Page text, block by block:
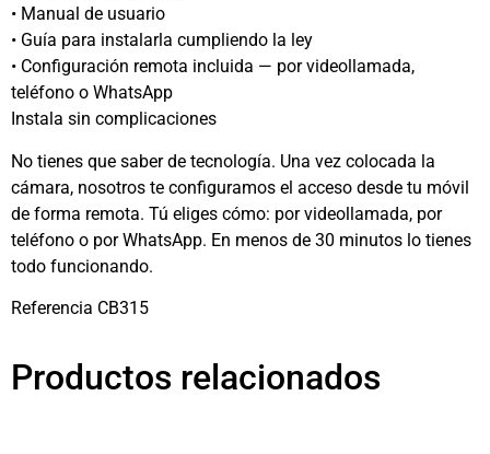
• Manual de usuario
• Guía para instalarla cumpliendo la ley
• Configuración remota incluida — por videollamada,
teléfono o WhatsApp
Instala sin complicaciones
No tienes que saber de tecnología. Una vez colocada la
cámara, nosotros te configuramos el acceso desde tu móvil
de forma remota. Tú eliges cómo: por videollamada, por
teléfono o por WhatsApp. En menos de 30 minutos lo tienes
todo funcionando.
Referencia CB315
Productos relacionados